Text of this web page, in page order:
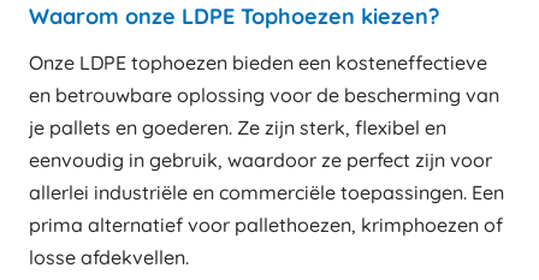
Waarom onze LDPE Tophoezen kiezen?
Onze LDPE tophoezen bieden een kosteneffectieve
en betrouwbare oplossing voor de bescherming van
je pallets en goederen. Ze zijn sterk, flexibel en
eenvoudig in gebruik, waardoor ze perfect zijn voor
allerlei industriële en commerciële toepassingen. Een
prima alternatief voor pallethoezen, krimphoezen of
losse afdekvellen.